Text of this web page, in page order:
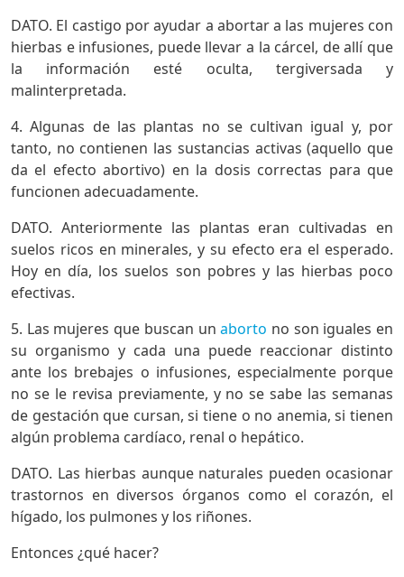
DATO. El castigo por ayudar a abortar a las mujeres con
hierbas e infusiones, puede llevar a la cárcel, de allí que
la información esté oculta, tergiversada y
malinterpretada.
4. Algunas de las plantas no se cultivan igual y, por
tanto, no contienen las sustancias activas (aquello que
da el efecto abortivo) en la dosis correctas para que
funcionen adecuadamente.
DATO. Anteriormente las plantas eran cultivadas en
suelos ricos en minerales, y su efecto era el esperado.
Hoy en día, los suelos son pobres y las hierbas poco
efectivas.
5. Las mujeres que buscan unaborto no son iguales en
su organismo y cada una puede reaccionar distinto
ante los brebajes o infusiones, especialmente porque
no se le revisa previamente, y no se sabe las semanas
de gestación que cursan, si tiene o no anemia, si tienen
algún problema cardíaco, renal o hepático.
DATO. Las hierbas aunque naturales pueden ocasionar
trastornos en diversos órganos como el corazón, el
hígado, los pulmones y los riñones.
Entonces ¿qué hacer?